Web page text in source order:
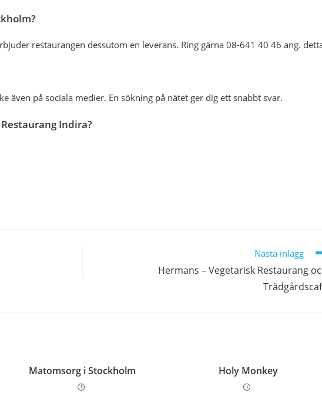
restaurangen dessutom en leverans. Ring gärna 08-641 40 46 ang.
även på sociala medier. En sökning på nätet ger dig ett snabbt svar.
Indira?
Nästa inlägg
Hermans – Vegetarisk Restaurang
Matomsorg i Stockholm Holy Monkey